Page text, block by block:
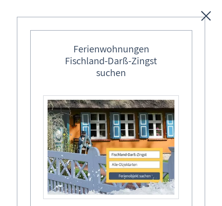
Freizeit
Wissenswertes
Veranstaltungen
Region: Ostsee→M-V→Fischland-Darß-Zingst→Born a. Darß
Regionale Dienstleister [Werbung]
Ferienwohnungen
Fischland-Darß-Zingst
suchen